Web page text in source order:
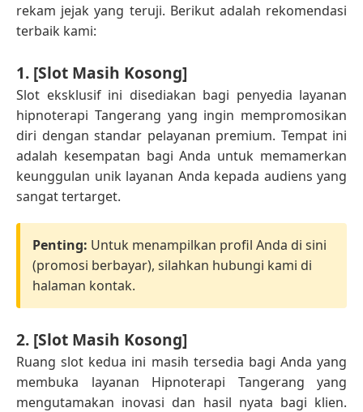
rekam jejak yang teruji. Berikut adalah rekomendasi
terbaik kami:
1. [Slot Masih Kosong]
Slot eksklusif ini disediakan bagi penyedia layanan
hipnoterapi Tangerang yang ingin mempromosikan
diri dengan standar pelayanan premium. Tempat ini
adalah kesempatan bagi Anda untuk memamerkan
keunggulan unik layanan Anda kepada audiens yang
sangat tertarget.
Penting: Untuk menampilkan profil Anda di sini
(promosi berbayar), silahkan hubungi kami di
halaman kontak.
2. [Slot Masih Kosong]
Ruang slot kedua ini masih tersedia bagi Anda yang
membuka layanan Hipnoterapi Tangerang yang
mengutamakan inovasi dan hasil nyata bagi klien.